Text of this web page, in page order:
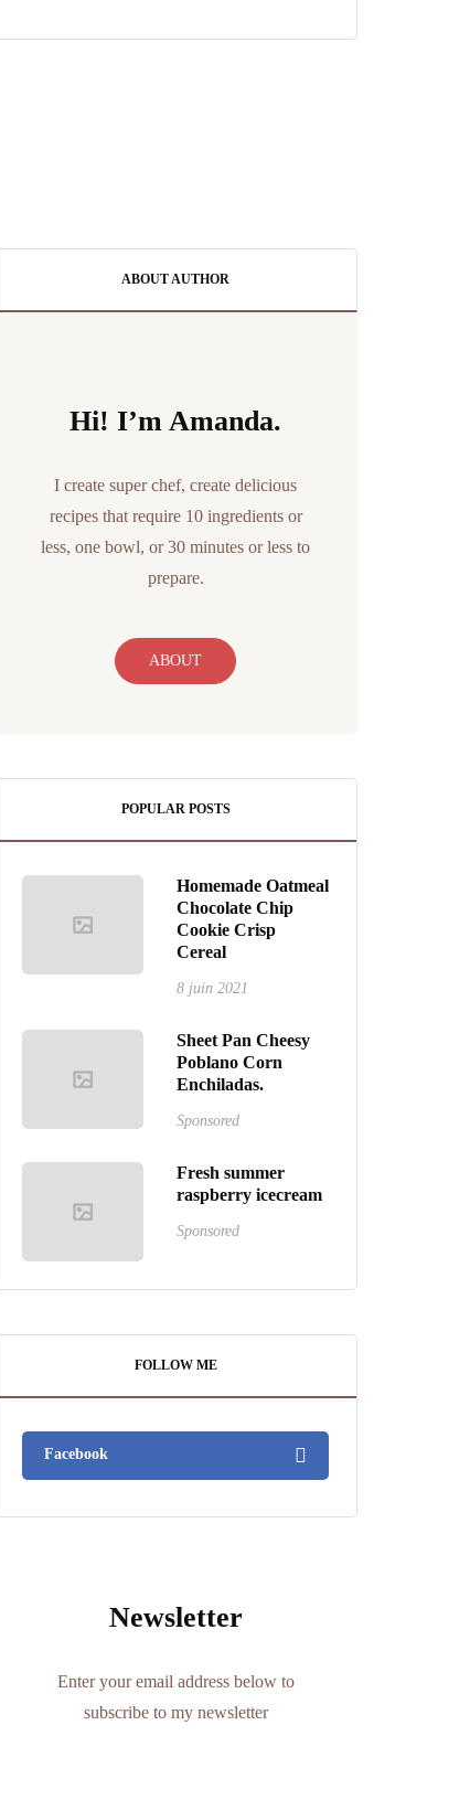
ABOUT AUTHOR
Hi! I’m Amanda.
I create super chef, create delicious
recipes that require 10 ingredients or
less, one bowl, or 30 minutes or less to
prepare.
ABOUT
POPULAR POSTS
Homemade Oatmeal
Chocolate Chip
Cookie Crisp
Cereal
8 juin 2021
Sheet Pan Cheesy
Poblano Corn
Enchiladas.
Sponsored
Fresh summer
raspberry icecream
Sponsored
FOLLOW ME
Facebook
Newsletter
Enter your email address below to
subscribe to my newsletter